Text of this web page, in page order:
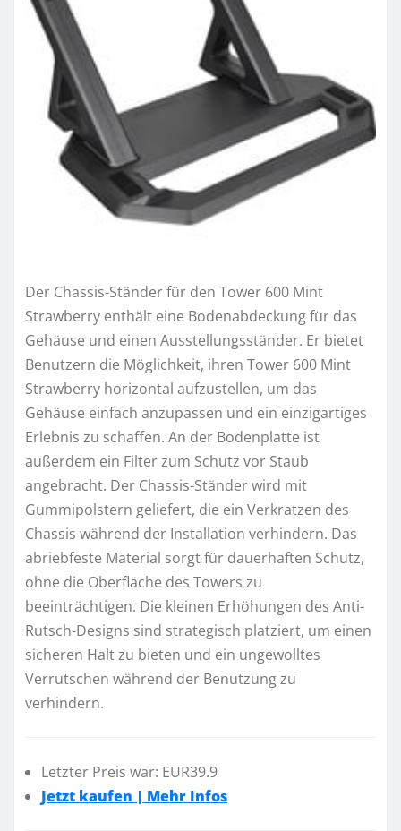
Der Chassis-Ständer für den Tower 600 Mint
Strawberry enthält eine Bodenabdeckung für das
Gehäuse und einen Ausstellungsständer. Er bietet
Benutzern die Möglichkeit, ihren Tower 600 Mint
Strawberry horizontal aufzustellen, um das
Gehäuse einfach anzupassen und ein einzigartiges
Erlebnis zu schaffen. An der Bodenplatte ist
außerdem ein Filter zum Schutz vor Staub
angebracht. Der Chassis-Ständer wird mit
Gummipolstern geliefert, die ein Verkratzen des
Chassis während der Installation verhindern. Das
abriebfeste Material sorgt für dauerhaften Schutz,
ohne die Oberfläche des Towers zu
beeinträchtigen. Die kleinen Erhöhungen des Anti-
Rutsch-Designs sind strategisch platziert, um einen
sicheren Halt zu bieten und ein ungewolltes
Verrutschen während der Benutzung zu
verhindern.
Letzter Preis war: EUR39.9
Jetzt kaufen | Mehr Infos